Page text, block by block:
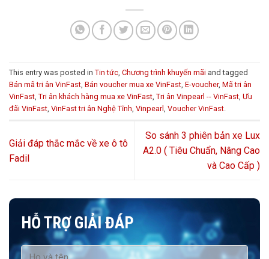
This entry was posted in Tin tức, Chương trình khuyến mãi and tagged
Bán mã tri ân VinFast, Bán voucher mua xe VinFast, E-voucher, Mã tri ân
VinFast, Tri ân khách hàng mua xe VinFast, Tri ân Vinpearl -- VinFast, Ưu
đãi VinFast, VinFast tri ân Nghệ Tĩnh, Vinpearl, Voucher VinFast.
Giải đáp thắc mắc về xe ô tô
Fadil
So sánh 3 phiên bản xe Lux
A2.0 ( Tiêu Chuẩn, Nâng Cao
và Cao Cấp )
HỖ TRỢ GIẢI ĐÁP